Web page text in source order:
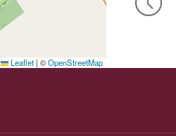
Leaflet | ©OpenStreetMap